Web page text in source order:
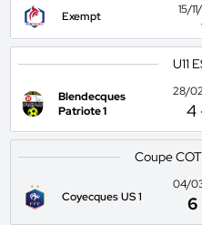
Exempt
15/
U11
Blendecques
Patriote 1
28/
4
Coupe
Coyecques US 1
04/
6